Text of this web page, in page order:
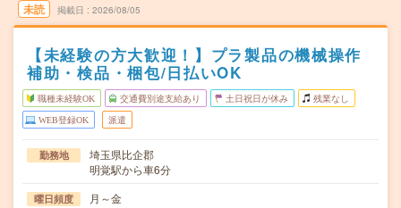
未読 掲載日 2026/08/05
【未経験の方大歓迎！】プラ製品の機械操作
補助・検品・梱包/日払いOK
職種未経験OK 交通費別途支給あり 土日祝日が休み 残業なし
WEB登録OK 派遣
勤務地
埼玉県比企郡
明覚駅から車6分
曜日頻度 月～金